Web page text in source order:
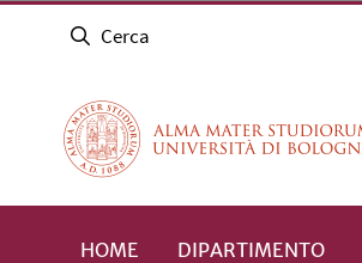
Cerca
HOME DIPARTIMENTO